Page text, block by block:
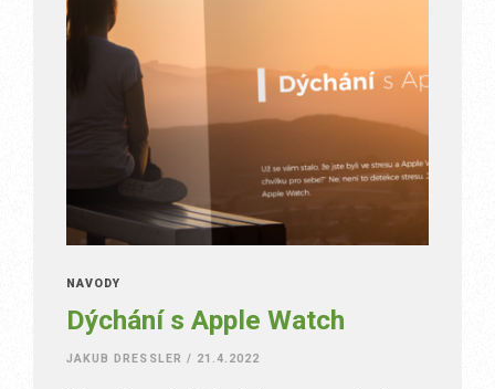
NÁVODY
Dýchání s Apple Watch
JAKUB DRESSLER / 21.4.2022